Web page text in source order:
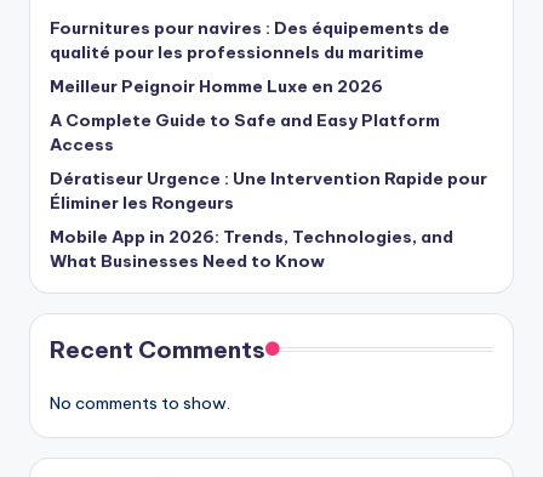
Fournitures pour navires : Des équipements de
qualité pour les professionnels du maritime
Meilleur Peignoir Homme Luxe en 2026
A Complete Guide to Safe and Easy Platform
Access
Dératiseur Urgence : Une Intervention Rapide pour
Éliminer les Rongeurs
Mobile App in 2026: Trends, Technologies, and
What Businesses Need to Know
Recent Comments
No comments to show.